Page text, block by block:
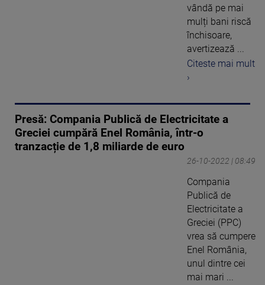
vândă pe mai
mulți bani riscă
închisoare,
avertizează ...
Citeste mai mult
›
Presă: Compania Publică de Electricitate a
Greciei cumpără Enel România, într-o
tranzacție de 1,8 miliarde de euro
26-10-2022 | 08:49
Compania
Publică de
Electricitate a
Greciei (PPC)
vrea să cumpere
Enel România,
unul dintre cei
mai mari ...